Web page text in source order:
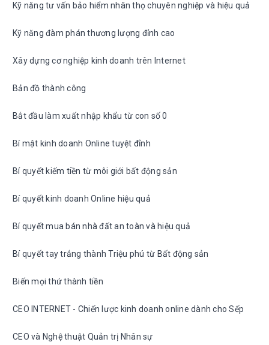
Kỹ năng tư vấn bảo hiểm nhân thọ chuyên nghiệp và hiệu quả
Kỹ năng đàm phán thương lượng đỉnh cao
Xây dựng cơ nghiệp kinh doanh trên Internet
Bản đồ thành công
Bắt đầu làm xuất nhập khẩu từ con số 0
Bí mật kinh doanh Online tuyệt đỉnh
Bí quyết kiếm tiền từ môi giới bất động sản
Bí quyết kinh doanh Online hiệu quả
Bí quyết mua bán nhà đất an toàn và hiệu quả
Bí quyết tay trắng thành Triệu phú từ Bất động sản
Biến mọi thứ thành tiền
CEO INTERNET - Chiến lược kinh doanh online dành cho Sếp
CEO và Nghệ thuật Quản trị Nhân sự